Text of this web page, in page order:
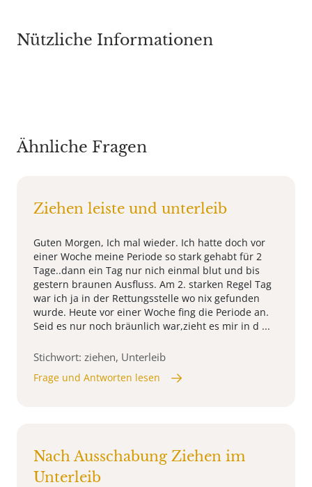
Nützliche Informationen
Ähnliche Fragen
Ziehen leiste und unterleib
Guten Morgen, Ich mal wieder. Ich hatte doch vor
einer Woche meine Periode so stark gehabt für 2
Tage..dann ein Tag nur nich einmal blut und bis
gestern braunen Ausfluss. Am 2. starken Regel Tag
war ich ja in der Rettungsstelle wo nix gefunden
wurde. Heute vor einer Woche fing die Periode an.
Seid es nur noch bräunlich war,zieht es mir in d ...
Stichwort: ziehen, Unterleib
Frage und Antworten lesen
Nach Ausschabung Ziehen im
Unterleib